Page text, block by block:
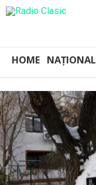
HOME NAȚIONAL